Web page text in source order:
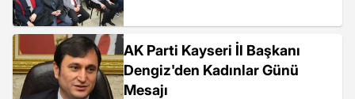
AK Parti Kayseri İl Başkanı
Dengiz'den Kadınlar Günü
Mesajı